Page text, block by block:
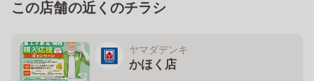
この店舗の近くのチラシ
ヤマダデンキ
かほく店